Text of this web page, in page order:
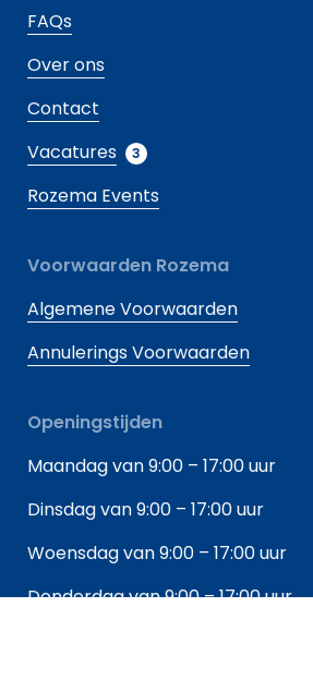
FAQs
Over ons
Contact
Vacatures
3
Rozema Events
Voorwaarden Rozema
Algemene Voorwaarden
Annulerings Voorwaarden
Openingstijden
Maandag van 9:00 – 17:00 uur
Dinsdag van 9:00 – 17:00 uur
Woensdag van 9:00 – 17:00 uur
Donderdag van 9:00 – 17:00 uur